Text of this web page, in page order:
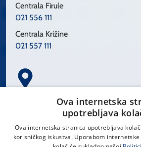
Centrala Firule
021 556 111
Centrala Križine
021 557 111
Spinčićeva 1, 21000 Split
Ova internetska
upotrebljava
Ova internetska stranica upotrebljava
korisničkog iskustva. Uporabom